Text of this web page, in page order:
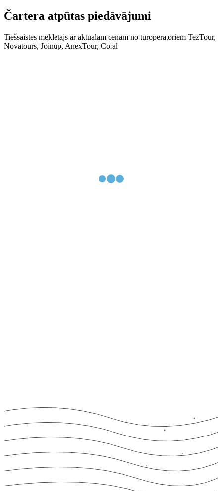
Čartera atpūtas piedāvājumi
Tiešsaistes meklētājs ar aktuālām cenām no tūroperatoriem TezTour,
Novatours, Joinup, AnexTour, Coral